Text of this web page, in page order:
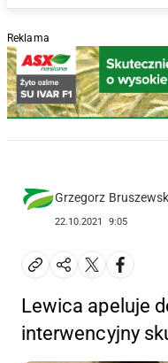
Reklama
Grzegorz
22.10.2021 9:05
Lewica apeluje
interwencyjny